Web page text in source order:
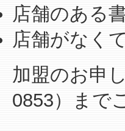
店舗のある
店舗がなく
加盟のお申
0853）まで